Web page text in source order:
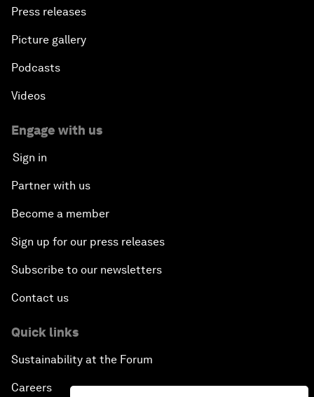
Press releases
Picture gallery
Podcasts
Videos
Engage with us
Sign in
Partner with us
Become a member
Sign up for our press releases
Subscribe to our newsletters
Contact us
Quick links
Sustainability at the Forum
Careers